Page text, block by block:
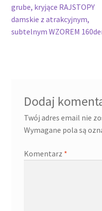
wpisu
wpis:
grube, kryjące RAJSTOPY
damskie z atrakcyjnym,
subtelnym WZOREM
Dodaj
Twój adres email nie
Wymagane pola są
Komentarz *